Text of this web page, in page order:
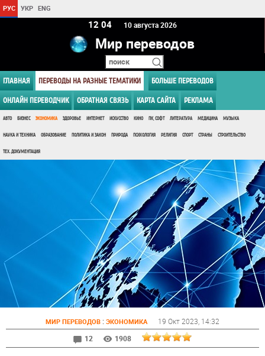
РУС УКР ENG
12:04 10 августа 2026
Мир переводов
ГЛАВНАЯ ПЕРЕВОДЫ НА РАЗНЫЕ ТЕМАТИКИ БОЛЬШЕ ПЕРЕВОДОВ
ОНЛАЙН ПЕРЕВОДЧИК ОБРАТНАЯ СВЯЗЬ КАРТА САЙТА РЕКЛАМА
АВТО БИЗНЕС ЭКОНОМИКА ЗДОРОВЬЕ ИНТЕРНЕТ ИСКУССТВО КИНО ПК, СОФТ ЛИТЕРАТУРА МЕДИЦИНА МУЗЫКА
НАУКА И ТЕХНИКА ОБРАЗОВАНИЕ ПОЛИТИКА И ЗАКОН ПРИРОДА ПСИХОЛОГИЯ РЕЛИГИЯ СПОРТ СТРАНЫ СТРОИТЕЛЬСТВО
ТЕХ. ДОКУМЕНТАЦИЯ
МИР ПЕРЕВОДОВ : ЭКОНОМИКА 19 Окт 2023 , 14:32
12
1908